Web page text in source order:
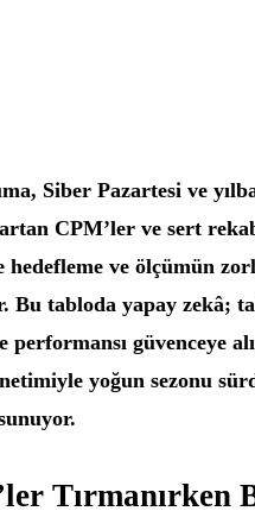
Siber Pazartesi ve
CPM’ler ve sert
hedefleme ve ölçümün
Bu tabloda yapay zekâ;
performansı güvenceye
yoğun sezonu
Tırmanırken